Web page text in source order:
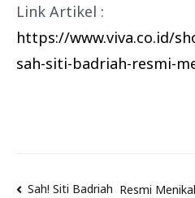
Link Artikel :
https://www.viva.co.id/
sah-siti-badriah-resmi-
Sah! Siti Badriah Resmi